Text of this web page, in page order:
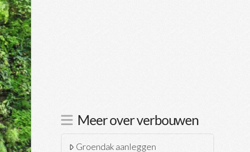
Meer over verbouwen
Groendak aanleggen